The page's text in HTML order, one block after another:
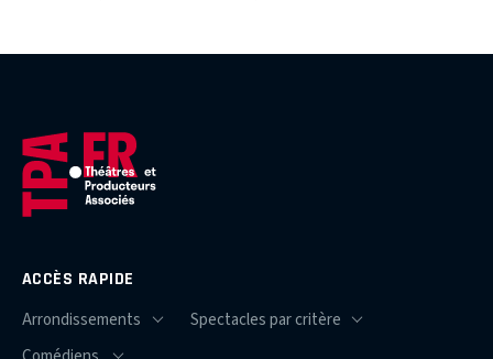
ACCÈS RAPIDE